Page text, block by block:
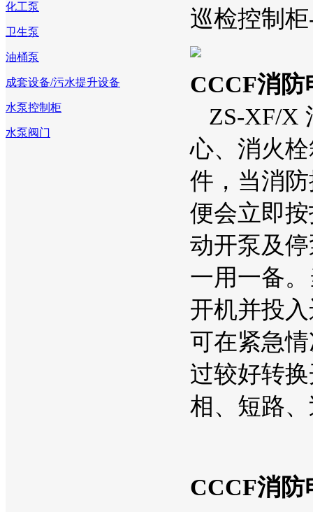
化工泵
卫生泵
油桶泵
成套设备/污水提升设备
水泵控制柜
水泵阀门
巡检控制
CCCF消防
ZS-XF/X
心、消火
件，当消
便会立即
动开泵及
一用一备
开机并投
可在紧急
过较好转
相、短路
CCCF消防